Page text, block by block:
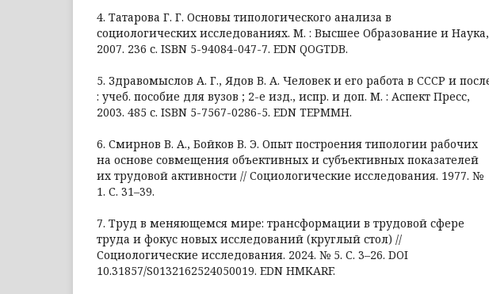
4. Татарова Г. Г. Основы типологического анализа в
социологических исследованиях. М. : Высшее Образование и Наука,
2007. 236 с. ISBN 5-94084-047-7. EDN QOGTDB.
5. Здравомыслов А. Г., Ядов В. А. Человек и его работа в СССР и
: учеб. пособие для вузов ; 2-е изд., испр. и доп. М. : Аспект Пресс,
2003. 485 с. ISBN 5-7567-0286-5. EDN TEPMMH.
6. Смирнов В. А., Бойков В. Э. Опыт построения типологии рабочих
на основе совмещения объективных и субъективных показателей
их трудовой активности // Социологические исследования. 1977. №
1. С. 31–39.
7. Труд в меняющемся мире: трансформации в трудовой сфере
труда и фокус новых исследований (круглый стол) //
Социологические исследования. 2024. № 5. С. 3–26. DOI
10.31857/S0132162524050019. EDN HMKARF.